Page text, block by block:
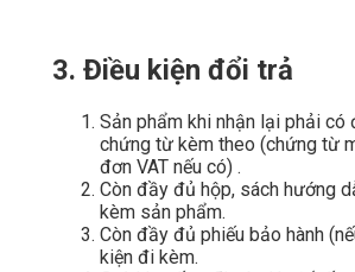
3. Điều kiện đổi trả
Sản phẩm khi nhận lại phải có
chứng từ kèm theo (chứng từ
đơn VAT nếu có) .
Còn đầy đủ hộp, sách hướng
kèm sản phẩm.
Còn đầy đủ phiếu bảo hành
kiện đi kèm.